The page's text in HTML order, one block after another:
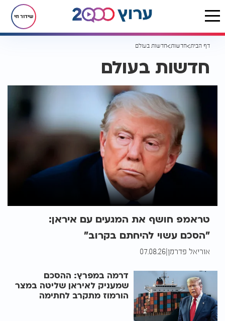
שידור חי
דף הבית חדשות חדשות בעולם
חדשות בעולם
טראמפ חושף את המגעים עם איראן:
"הסכם עשוי להיחתם בקרוב"
אוריאל פדרמן 07.08.26
דרמה במפרץ: ההסכם
שמעניק לאיראן שליטה במצר
הורמוז מתקרב לחתימה